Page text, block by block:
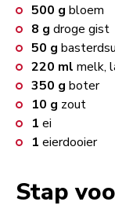
500 g bloem
8 g droge gist
50 g
220 ml melk,
350 g boter
10 g zout
1 ei
1 eierdooier
Stap